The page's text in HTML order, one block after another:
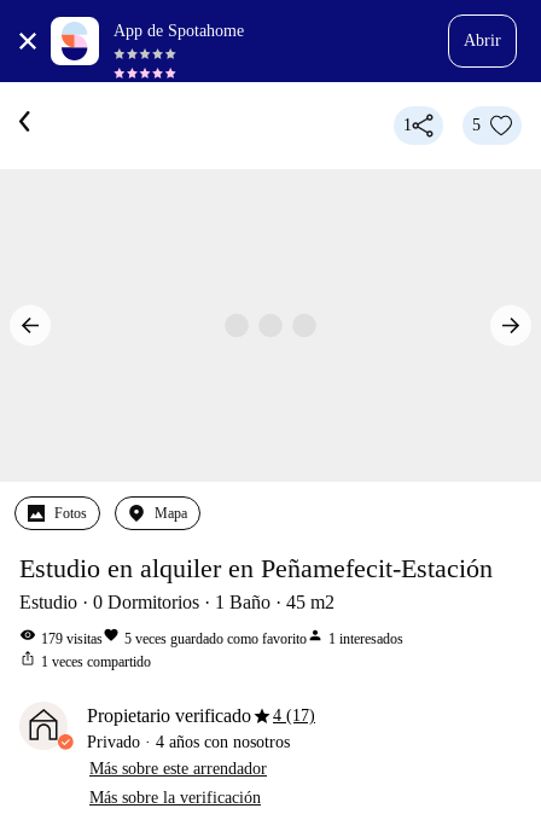
App de Spotahome
Abrir
1 5
Fotos Mapa
Estudio en alquiler en Peñamefecit-Estación
Estudio 0 Dormitorios 1 Baño 45 m2
visibility 179 visitasfavorite 5 veces guardado como favoritoperson 1 interesados
ios_share 1 veces compartido
Propietario verificadostar4 (17)
Privado · 4 años con nosotros
Más sobre este arrendador
Más sobre la verificación